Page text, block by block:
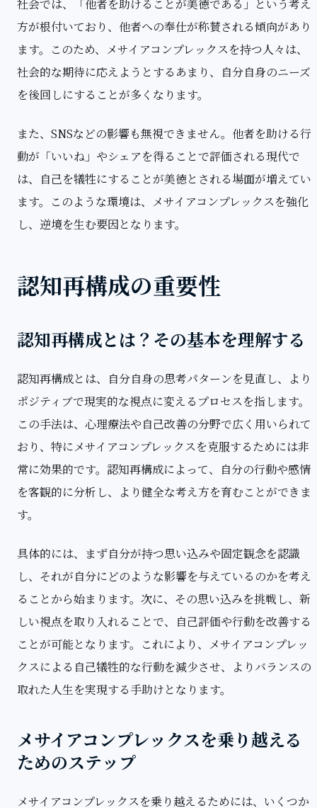
社会では、「他者を助けることが美徳である」という考え
方が根付いており、他者への奉仕が称賛される傾向があり
ます。このため、メサイアコンプレックスを持つ人々は、
社会的な期待に応えようとするあまり、自分自身のニーズ
を後回しにすることが多くなります。
また、SNSなどの影響も無視できません。他者を助ける行
動が「いいね」やシェアを得ることで評価される現代で
は、自己を犠牲にすることが美徳とされる場面が増えてい
ます。このような環境は、メサイアコンプレックスを強化
し、逆境を生む要因となります。
認知再構成の重要性
認知再構成とは？その基本を理解する
認知再構成とは、自分自身の思考パターンを見直し、より
ポジティブで現実的な視点に変えるプロセスを指します。
この手法は、心理療法や自己改善の分野で広く用いられて
おり、特にメサイアコンプレックスを克服するためには非
常に効果的です。認知再構成によって、自分の行動や感情
を客観的に分析し、より健全な考え方を育むことができま
す。
具体的には、まず自分が持つ思い込みや固定観念を認識
し、それが自分にどのような影響を与えているのかを考え
ることから始まります。次に、その思い込みを挑戦し、新
しい視点を取り入れることで、自己評価や行動を改善する
ことが可能となります。これにより、メサイアコンプレッ
クスによる自己犠牲的な行動を減少させ、よりバランスの
取れた人生を実現する手助けとなります。
メサイアコンプレックスを乗り越える
ためのステップ
メサイアコンプレックスを乗り越えるためには、いくつか